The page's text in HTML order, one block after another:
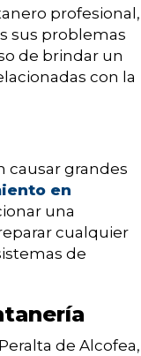
profesional,
sus problemas
de brindar un
con la
causar grandes
en
una
cualquier
de
de Alcofea,